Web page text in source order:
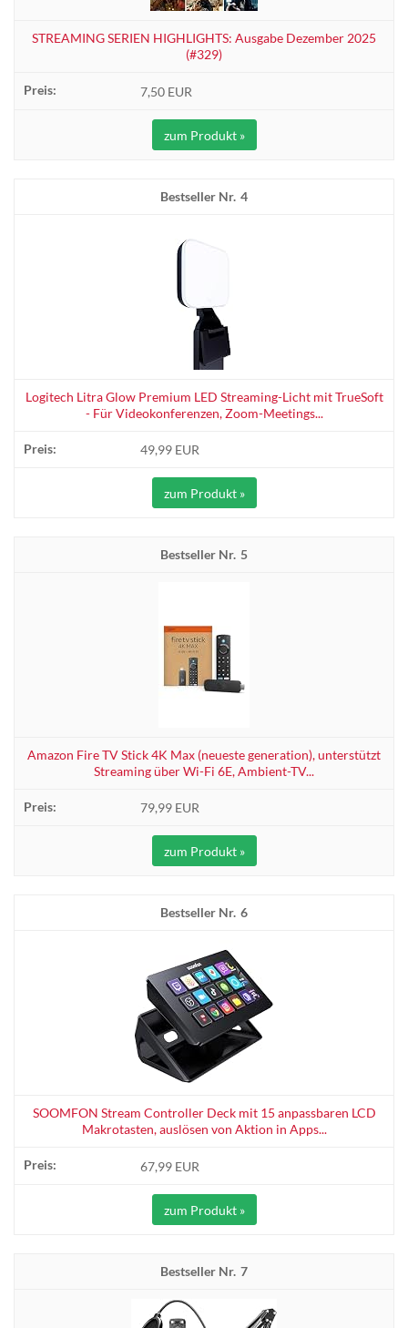
STREAMING SERIEN HIGHLIGHTS: Ausgabe Dezember 2025
(#329)
7,50 EUR
zum Produkt »
4
Logitech Litra Glow Premium LED Streaming-Licht mit TrueSoft
- Für Videokonferenzen, Zoom-Meetings...
49,99 EUR
zum Produkt »
5
Amazon Fire TV Stick 4K Max (neueste generation), unterstützt
Streaming über Wi-Fi 6E, Ambient-TV...
79,99 EUR
zum Produkt »
6
SOOMFON Stream Controller Deck mit 15 anpassbaren LCD
Makrotasten, auslösen von Aktion in Apps...
67,99 EUR
zum Produkt »
7